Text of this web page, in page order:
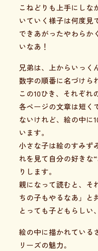
こねどりも上手にしな
いていく様子は何度見
できあがったやわらか
いなあ！
兄弟は、上からいっ
数字の順番に名づけら
この10ひき、それぞれ
各ページの文章は短く
ないけれど、絵の中に
います。
小さな子は絵のすみず
れを見て自分の好きな
りします。
親になって読むと、そ
ちの子もやるなあ」と
とっても子どもらしい
絵の中に描かれている
リーズの魅力。